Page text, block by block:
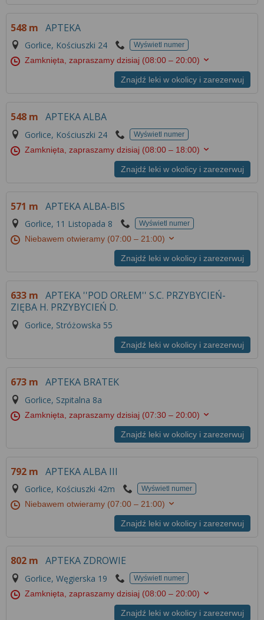
548 m APTEKA
Gorlice, Kościuszki 24 Wyświetl numer
Zamknięta, zapraszamy dzisiaj (08:00 – 20:00)
Znajdź leki w okolicy i zarezerwuj
548 m APTEKA ALBA
Gorlice, Kościuszki 24 Wyświetl numer
Zamknięta, zapraszamy dzisiaj (08:00 – 18:00)
Znajdź leki w okolicy i zarezerwuj
571 m APTEKA ALBA-BIS
Gorlice, 11 Listopada 8 Wyświetl numer
Niebawem otwieramy (07:00 – 21:00)
Znajdź leki w okolicy i zarezerwuj
633 m APTEKA ''POD ORŁEM'' S.C. PRZYBYCIEŃ-
ZIĘBA H. PRZYBYCIEŃ D.
Gorlice, Stróżowska 55
Znajdź leki w okolicy i zarezerwuj
673 m APTEKA BRATEK
Gorlice, Szpitalna 8a
Zamknięta, zapraszamy dzisiaj (07:30 – 20:00)
Znajdź leki w okolicy i zarezerwuj
792 m APTEKA ALBA III
Gorlice, Kościuszki 42m Wyświetl numer
Niebawem otwieramy (07:00 – 21:00)
Znajdź leki w okolicy i zarezerwuj
802 m APTEKA ZDROWIE
Gorlice, Węgierska 19 Wyświetl numer
Zamknięta, zapraszamy dzisiaj (08:00 – 20:00)
Znajdź leki w okolicy i zarezerwuj